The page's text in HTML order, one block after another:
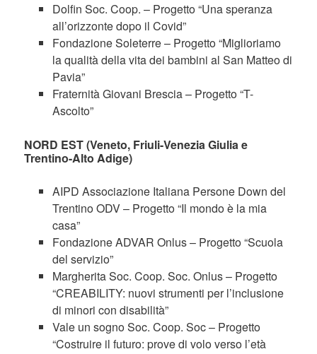
Dolfin Soc. Coop. – Progetto “Una speranza
all’orizzonte dopo il Covid”
Fondazione Soleterre – Progetto “Miglioriamo
la qualità della vita dei bambini al San Matteo di
Pavia”
Fraternità Giovani Brescia – Progetto “T-
Ascolto”
NORD EST (Veneto, Friuli-Venezia Giulia e
Trentino-Alto Adige)
AIPD Associazione Italiana Persone Down del
Trentino ODV – Progetto “Il mondo è la mia
casa”
Fondazione ADVAR Onlus – Progetto “Scuola
del servizio”
Margherita Soc. Coop. Soc. Onlus – Progetto
“CREABILITY: nuovi strumenti per l’inclusione
di minori con disabilità”
Vale un sogno Soc. Coop. Soc – Progetto
“Costruire il futuro: prove di volo verso l’età